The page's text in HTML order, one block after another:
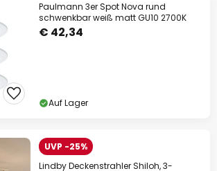
Paulmann 3er Spot Nova rund
schwenkbar weiß matt GU10 2700K
€ 42,34
Auf Lager
UVP -25%
Lindby Deckenstrahler Shiloh, 3-